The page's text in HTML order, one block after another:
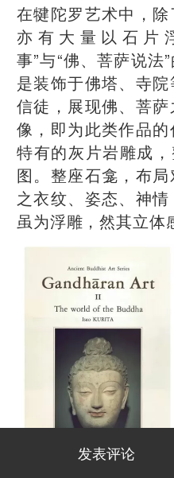
在犍陀罗艺术中，除
亦有大量以石片
事”与“佛、菩萨说法
是装饰于佛塔、寺
信徒，展现佛、菩
像，即为此类作品
特有的灰片岩雕成
图。整座石龛，布
之衣纹、姿态、神
虽为浮雕，然其立体
发表评论